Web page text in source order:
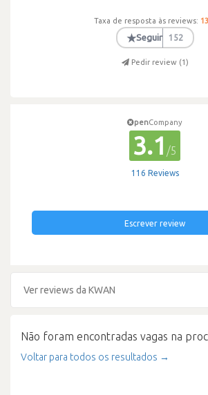
Taxa de resposta às reviews: 13
★Seguir 152
Pedir review (1)
penCompany
3.1 /5
116 Reviews
Escrever review
Ver reviews da KWAN
Não foram encontradas vagas na
Voltar para todos os resultados →